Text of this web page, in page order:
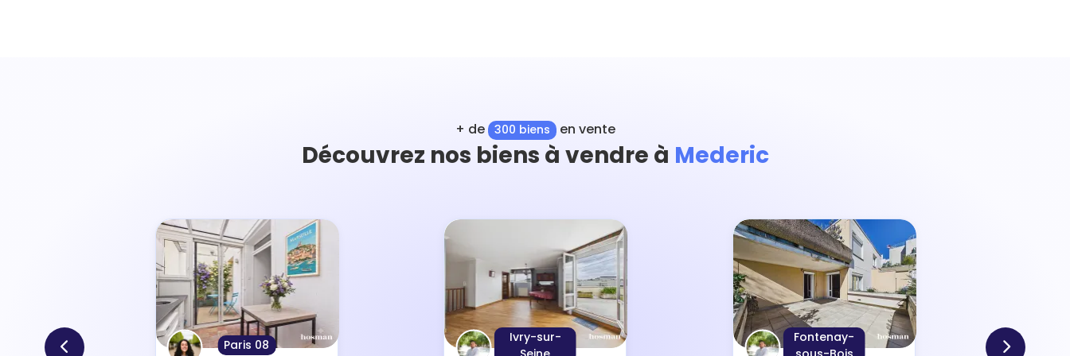
+ de 300 biens en vente
Découvrez nos biens à vendre à Mederic
Paris 08
Ivry-sur-
Fontenay-